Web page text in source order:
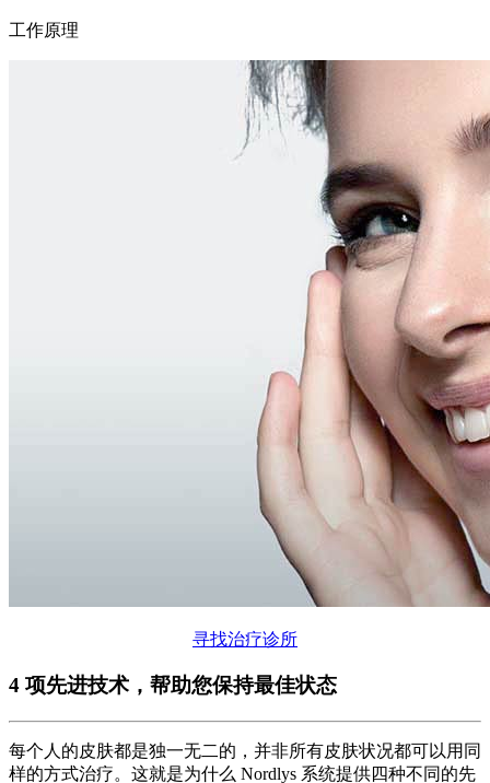
工作原理
寻找治疗诊所
4 项先进技术，帮助您保持最佳状态
每个人的皮肤都是独一无二的，并非所有皮肤状况都可以用同
样的方式治疗。这就是为什么 Nordlys 系统提供四种不同的先